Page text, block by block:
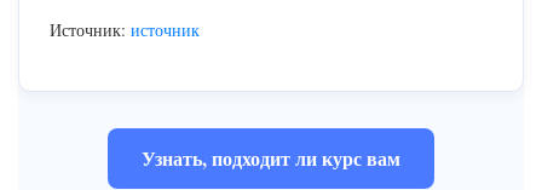
Источник: источник
Узнать, подходит ли курс вам